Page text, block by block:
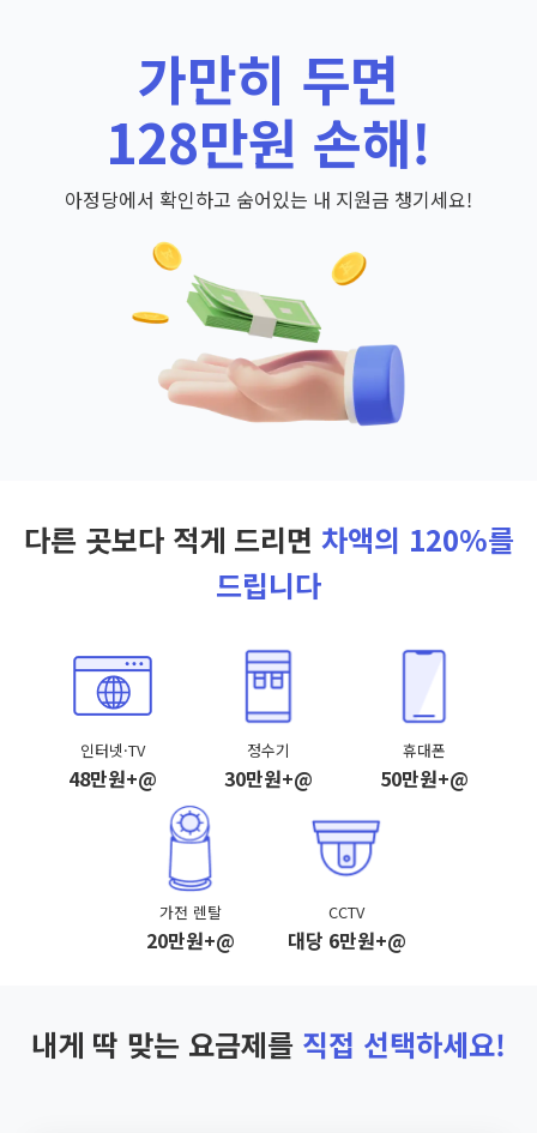
가만히 두면
128만원 손해!
아정당에서 확인하고 숨어있는 내 지원금 챙기세요!
다른 곳보다 적게 드리면 차액의 120%를
드립니다
인터넷·TV
48만원+@
정수기
30만원+@
휴대폰
50만원+@
가전 렌탈
20만원+@
CCTV
대당 6만원+@
내게 딱 맞는 요금제를 직접 선택하세요!